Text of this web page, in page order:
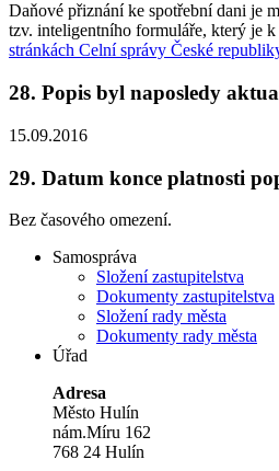
Daňové přiznání ke spotřební dani je
tzv. inteligentního formuláře, který je k
stránkách Celní správy České
28. Popis byl naposledy
15.09.2016
29. Datum konce platnosti
Bez časového omezení.
Samospráva
Složení zastupitelstva
Dokumenty zastupitelstva
Složení rady města
Dokumenty rady města
Úřad
Adresa
Město Hulín
nám.Míru 162
768 24 Hulín